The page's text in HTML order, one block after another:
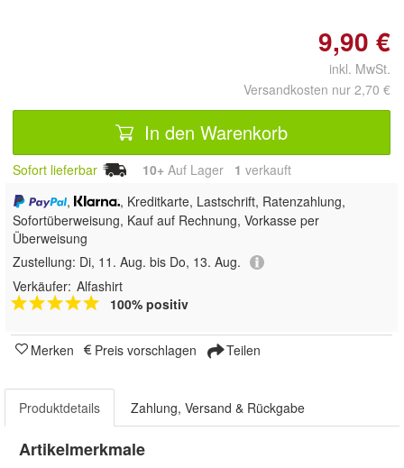
9,90 €
inkl. MwSt.
Versandkosten nur 2,70 €
In den Warenkorb
Sofort lieferbar 10+ Auf Lager 1 verkauft
,
, Kreditkarte, Lastschrift, Ratenzahlung,
Sofortüberweisung, Kauf auf Rechnung, Vorkasse per
Überweisung
Zustellung: Di, 11. Aug. bis Do, 13. Aug.
Verkäufer: Alfashirt
100% positiv
Merken Preis vorschlagen Teilen
Produktdetails Zahlung, Versand & Rückgabe
Artikelmerkmale